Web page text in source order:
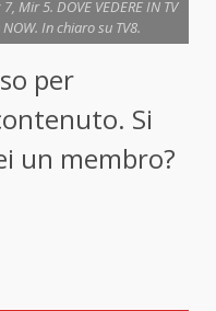
Mir 5. DOVE VEDERE IN TV
In chiaro su TV8.
per
Si
un membro?